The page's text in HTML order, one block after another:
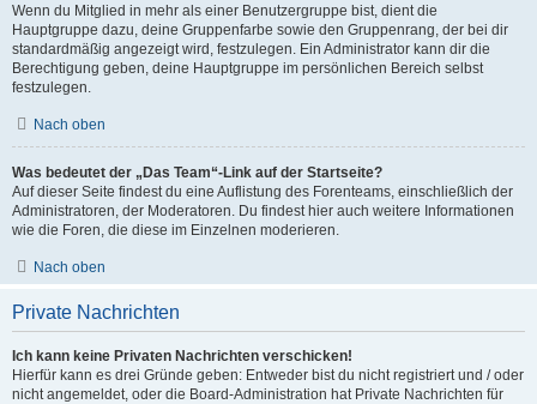
Wenn du Mitglied in mehr als einer Benutzergruppe bist, dient die
Hauptgruppe dazu, deine Gruppenfarbe sowie den Gruppenrang, der bei dir
standardmäßig angezeigt wird, festzulegen. Ein Administrator kann dir die
Berechtigung geben, deine Hauptgruppe im persönlichen Bereich selbst
festzulegen.
Nach oben
Was bedeutet der „Das Team“-Link auf der Startseite?
Auf dieser Seite findest du eine Auflistung des Forenteams, einschließlich der
Administratoren, der Moderatoren. Du findest hier auch weitere Informationen
wie die Foren, die diese im Einzelnen moderieren.
Nach oben
Private Nachrichten
Ich kann keine Privaten Nachrichten verschicken!
Hierfür kann es drei Gründe geben: Entweder bist du nicht registriert und / oder
nicht angemeldet, oder die Board-Administration hat Private Nachrichten für